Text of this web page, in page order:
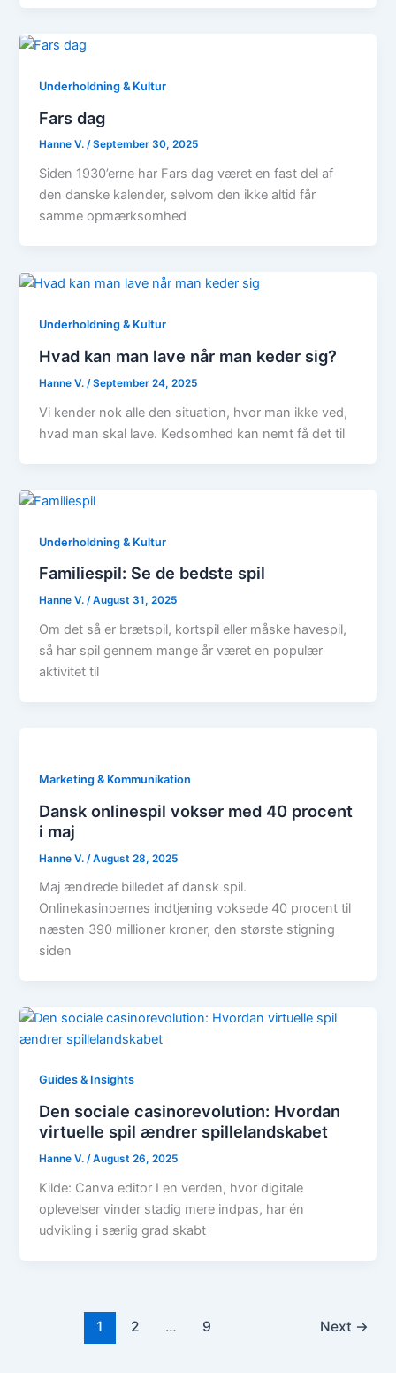
Underholdning & Kultur
Fars dag
Hanne V./September 30, 2025
Siden 1930’erne har Fars dag været en fast del af
den danske kalender, selvom den ikke altid får
samme opmærksomhed
Underholdning & Kultur
Hvad kan man lave når man keder sig?
Hanne V./September 24, 2025
Vi kender nok alle den situation, hvor man ikke ved,
hvad man skal lave. Kedsomhed kan nemt få det til
Underholdning & Kultur
Familiespil: Se de bedste spil
Hanne V./August 31, 2025
Om det så er brætspil, kortspil eller måske havespil,
så har spil gennem mange år været en populær
aktivitet til
Marketing & Kommunikation
Dansk onlinespil vokser med 40 procent
i maj
Hanne V. /August 28, 2025
Maj ændrede billedet af dansk spil.
Onlinekasinoernes indtjening voksede 40 procent til
næsten 390 millioner kroner, den største stigning
siden
Guides & Insights
Den sociale casinorevolution: Hvordan
virtuelle spil ændrer spillelandskabet
Hanne V./August 26, 2025
Kilde: Canva editor I en verden, hvor digitale
oplevelser vinder stadig mere indpas, har én
udvikling i særlig grad skabt
1 2 … 9 Next →